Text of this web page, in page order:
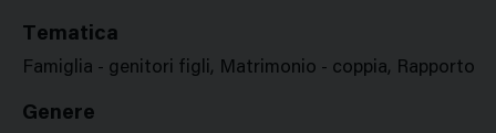
Tematica
Famiglia - genitori figli, Matrimonio - coppia, Rapporto
Genere